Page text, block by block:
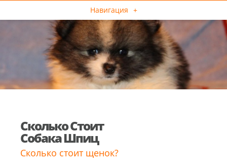
Навигация +
Сколько Стоит
Собака Шпиц
Сколько стоит щенок?